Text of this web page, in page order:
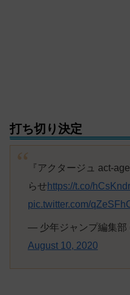
打ち切り決定
『アクタージュ act-
らせ https://t.co/
pic.twitter.com/
— 少年ジャンプ編集部
August 10, 2020